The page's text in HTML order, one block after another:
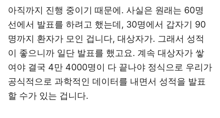
아직까지 진행 중이기 때문에. 사실은 원래는 60명
선에서 발표를 하려고 했는데, 30명에서 갑자기 90
명까지 환자가 모인 겁니다, 대상자가. 그래서 성적
이 좋으니까 일단 발표를 했고요. 계속 대상자가 쌓
여야 결국 4만 4000명이 다 끝나야 정식으로 우리가
공식적으로 과학적인 데이터를 내면서 성적을 발표
할 수가 있는 겁니다.